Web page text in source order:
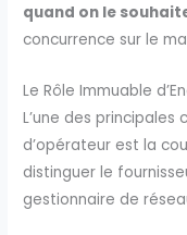
quand on le
concurrence sur le
Le Rôle Immuable
L’une des
d’opérateur est la
distinguer le
gestionnaire de